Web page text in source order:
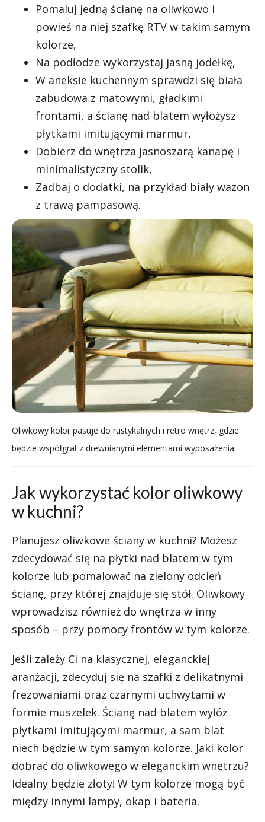
Pomaluj jedną ścianę na oliwkowo i
powieś na niej szafkę RTV w takim samym
kolorze,
Na podłodze wykorzystaj jasną jodełkę,
W aneksie kuchennym sprawdzi się biała
zabudowa z matowymi, gładkimi
frontami, a ścianę nad blatem wyłożysz
płytkami imitującymi marmur,
Dobierz do wnętrza jasnoszarą kanapę i
minimalistyczny stolik,
Zadbaj o dodatki, na przykład biały wazon
z trawą pampasową.
Oliwkowy kolor pasuje do rustykalnych i retro wnętrz, gdzie
będzie współgrał z drewnianymi elementami wyposażenia.
Jak wykorzystać kolor oliwkowy
w kuchni?
Planujesz oliwkowe ściany w kuchni? Możesz
zdecydować się na płytki nad blatem w tym
kolorze lub pomalować na zielony odcień
ścianę, przy której znajduje się stół. Oliwkowy
wprowadzisz również do wnętrza w inny
sposób – przy pomocy frontów w tym kolorze.
Jeśli zależy Ci na klasycznej, eleganckiej
aranżacji, zdecyduj się na szafki z delikatnymi
frezowaniami oraz czarnymi uchwytami w
formie muszelek. Ścianę nad blatem wyłóż
płytkami imitującymi marmur, a sam blat
niech będzie w tym samym kolorze. Jaki kolor
dobrać do oliwkowego w eleganckim wnętrzu?
Idealny będzie złoty! W tym kolorze mogą być
między innymi lampy, okap i bateria.